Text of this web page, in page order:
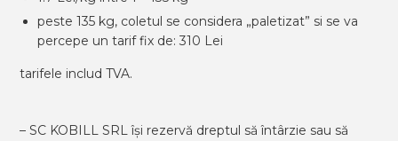
peste 135 kg, coletul se considera „paletizat” si se va
percepe un tarif fix de: 310 Lei
tarifele includ TVA.
– SC KOBILL SRL își rezervă dreptul să întârzie sau să